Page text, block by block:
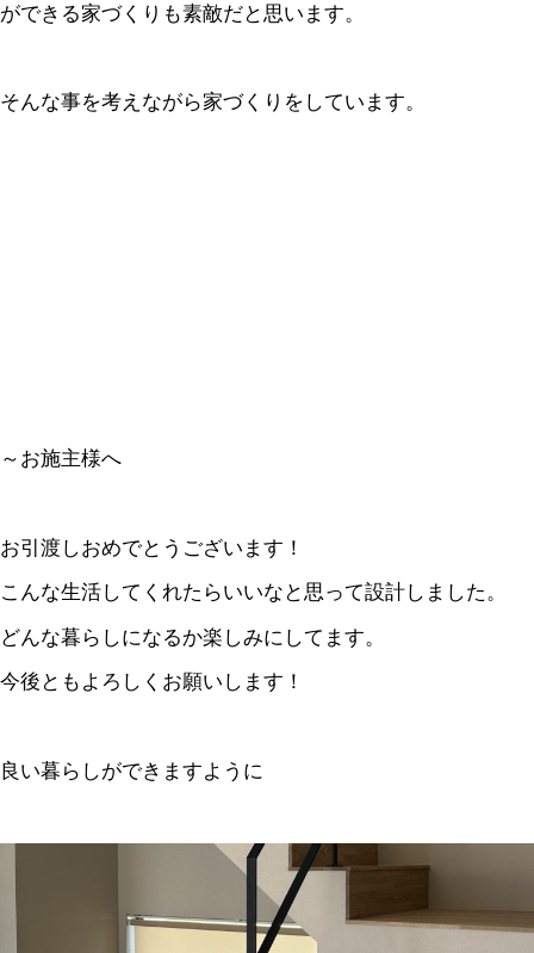
ができる家づくりも素敵だと思います。
そんな事を考えながら家づくりをしています。
～お施主様へ
お引渡しおめでとうございます！
こんな生活してくれたらいいなと思って設計しました。
どんな暮らしになるか楽しみにしてます。
今後ともよろしくお願いします！
良い暮らしができますように